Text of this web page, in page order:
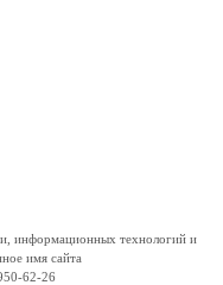
информационных технологий и
имя сайта
62-26